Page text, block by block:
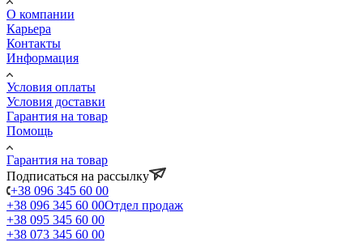
О компании
Карьера
Контакты
Информация
Условия оплаты
Условия доставки
Гарантия на товар
Помощь
Гарантия на товар
Подписаться на рассылку
+38 096 345 60 00
+38 096 345 60 00Отдел продаж
+38 095 345 60 00
+38 073 345 60 00